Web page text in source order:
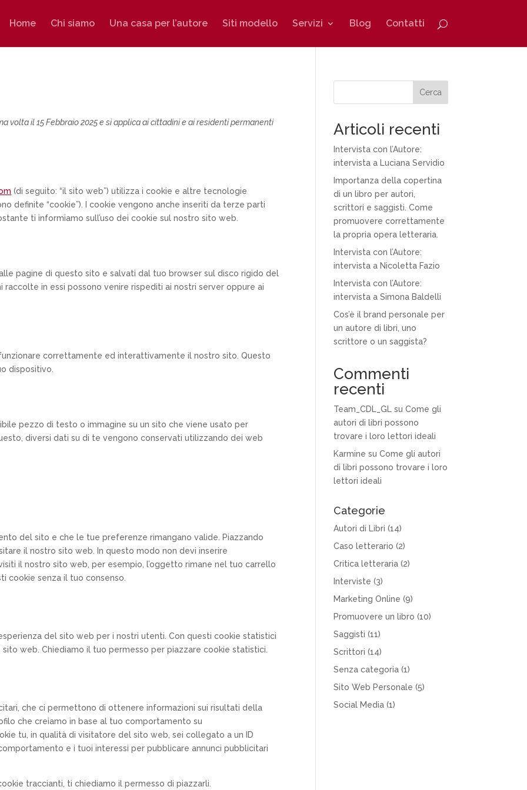
Home Chi siamo Una casa per l’autore Siti modello Servizi Blog Contatti
volta il 15 Febbraio 2025 e si applica ai cittadini e ai residenti permanenti
(di seguito: “il sito web”) utilizza i cookie e altre tecnologie
definite “cookie”). I cookie vengono anche inseriti da terze parti
ti informiamo sull’uso dei cookie sul nostro sito web.
pagine di questo sito e salvati dal tuo browser sul disco rigido del
in essi possono venire rispediti ai nostri server oppure ai
correttamente ed interattivamente il nostro sito. Questo
dispositivo.
pezzo di testo o immagine su un sito che viene usato per
diversi dati su di te vengono conservati utilizzando dei web
del sito e che le tue preferenze rimangano valide. Piazzando
il nostro sito web. In questo modo non devi inserire
il nostro sito web, per esempio, l’oggetto rimane nel tuo carrello
cookie senza il tuo consenso.
del sito web per i nostri utenti. Con questi cookie statistici
web. Chiediamo il tuo permesso per piazzare cookie statistici.
che ci permettono di ottenere informazioni sui risultati della
che creiamo in base al tuo comportamento su
tu, in qualità di visitatore del sito web, sei collegato a un ID
e i tuoi interessi per pubblicare annunci pubblicitari
traccianti, ti chiediamo il permesso di piazzarli.
Cerca
Articoli recenti
Intervista con l’Autore:
intervista a Luciana Servidio
Importanza della copertina
di un libro per autori,
scrittori e saggisti. Come
promuovere correttamente
la propria opera letteraria.
Intervista con l’Autore:
intervista a Nicoletta Fazio
Intervista con l’Autore:
intervista a Simona Baldelli
Cos’è il brand personale per
un autore di libri, uno
scrittore o un saggista?
Commenti
recenti
Team_CDL_GL suCome gli
autori di libri possono
trovare i loro lettori ideali
Karmine suCome gli autori
di libri possono trovare i loro
lettori ideali
Categorie
Autori di Libri (14)
Caso letterario (2)
Critica letteraria (2)
Interviste (3)
Marketing Online (9)
Promuovere un libro (10)
Saggisti (11)
Scrittori (14)
Senza categoria (1)
Sito Web Personale (5)
Social Media (1)